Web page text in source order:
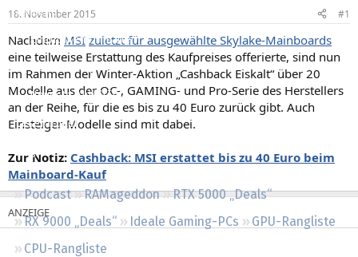
Aktuelles
Empfohlene Inhalte
Neue Beiträge
Neueste Aktivitäten
Leserartikel
Regeln
Podcast RAMageddon
RTX 5000 „Deals“
RX 9000 „Deals“
Ideale Gaming-PCs
GPU-Rangliste
CPU-Rangliste
e
r
t
a
m
18. November 2015 #1
Nachdem MSI zuletzt für ausgewählte Skylake-Mainboards
eine teilweise Erstattung des Kaufpreises offerierte, sind nun
im Rahmen der Winter-Aktion „Cashback Eiskalt“ über 20
Modelle aus der OC-, GAMING- und Pro-Serie des Herstellers
an der Reihe, für die es bis zu 40 Euro zurück gibt. Auch
Einsteiger-Modelle sind mit dabei.
Zur Notiz: Cashback: MSI erstattet bis zu 40 Euro beim
Mainboard-Kauf